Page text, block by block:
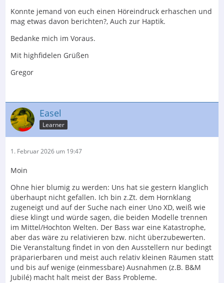
Konnte jemand von euch einen Höreindruck erhaschen und
mag etwas davon berichten?, Auch zur Haptik.
Bedanke mich im Voraus.
Mit highfidelen Grüßen
Gregor
Easel
Learner
1. Februar 2026 um 19:47
Moin
Ohne hier blumig zu werden: Uns hat sie gestern klanglich
überhaupt nicht gefallen. Ich bin z.Zt. dem Hornklang
zugeneigt und auf der Suche nach einer Uno XD, weiß wie
diese klingt und würde sagen, die beiden Modelle trennen
im Mittel/Hochton Welten. Der Bass war eine Katastrophe,
aber das wäre zu relativieren bzw. nicht überzubewerten.
Die Veranstaltung findet in von den Ausstellern nur bedingt
präparierbaren und meist auch relativ kleinen Räumen statt
und bis auf wenige (einmessbare) Ausnahmen (z.B. B&M
Jubilé) macht halt meist der Bass Probleme.